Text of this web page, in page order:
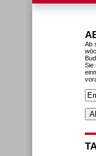
Ab
Sie